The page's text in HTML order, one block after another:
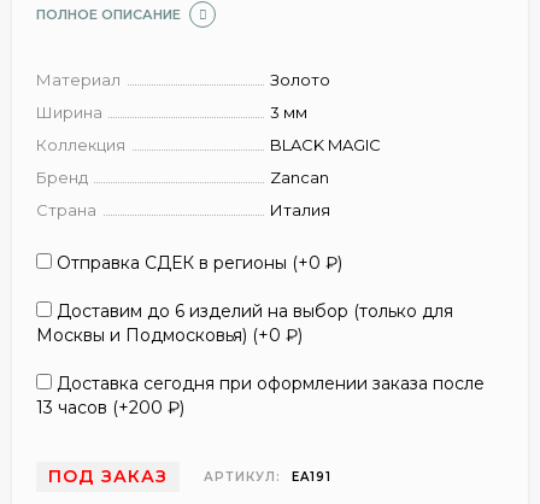
ПОЛНОЕ ОПИСАНИЕ
Материал
Золото
Ширина
3 мм
Коллекция
BLACK MAGIC
Бренд
Zancan
Страна
Италия
Отправка СДЕК в регионы (+0 ₽)
Доставим до 6 изделий на выбор (только для
Москвы и Подмосковья) (+0 ₽)
Доставка сегодня при оформлении заказа после
13 часов (+200 ₽)
ПОД ЗАКАЗ АРТИКУЛ: EA191